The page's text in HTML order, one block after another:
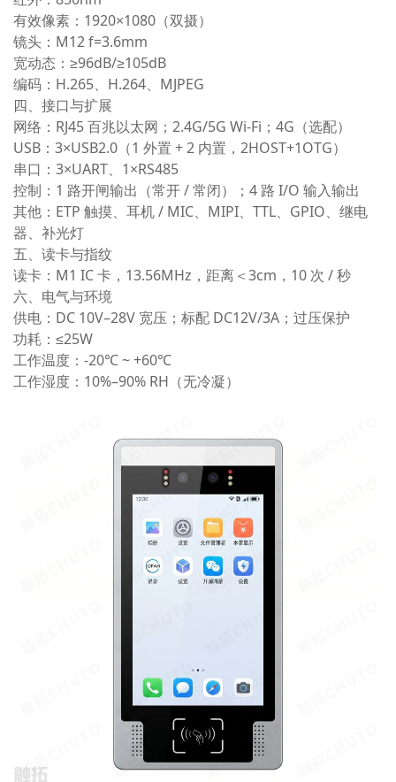
有效像素 ：1920×1080（双摄）
镜头 ：M12 f=3.6mm
宽动态 ：≥96dB/≥105dB
编码 ：H.265、H.264、MJPEG
四、接口与扩展
网络 ：RJ45 百兆以太网；2.4G/5G Wi‑Fi；4G（选配）
USB ：3×USB2.0（1 外置 + 2 内置，2HOST+1OTG）
串口 ：3×UART、1×RS485
控制 ：1 路开闸输出（常开 / 常闭）；4 路 I/O 输入输出
其他 ：ETP 触摸、耳机 / MIC、MIPI、TTL、GPIO、继电
器、补光灯
五、读卡与指纹
读卡 ：M1 IC 卡，13.56MHz，距离＜3cm，10 次 / 秒
六、电气与环境
供电 ：DC 10V–28V 宽压；标配 DC12V/3A；过压保护
功耗 ：≤25W
工作温度 ：‑20℃ ~ +60℃
工作湿度 ：10%–90% RH（无冷凝）